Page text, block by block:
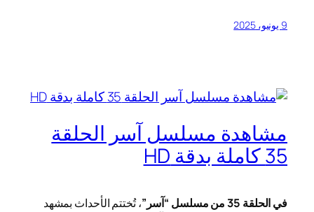
9 يونيو، 2025
مشاهدة مسلسل آسر الحلقة
35 كاملة بدقة HD
في الحلقة 35 من مسلسل “آسر”
، تُختتم الأحداث بمشهد